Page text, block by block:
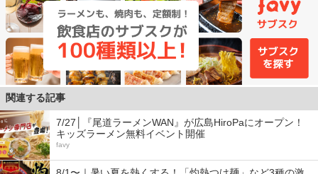
関連する記事
7/27│『尾道ラーメンWAN』が広島HiroPaにオープン！
キッズラーメン無料イベント開催
favy